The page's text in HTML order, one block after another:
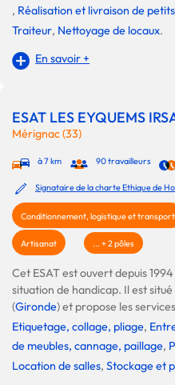
, Réalisation et livraison de
Traiteur, Nettoyage de locaux.
En savoir +
ESAT LES EYQUEMS
Mérignac (33)
à 7 km 90 travailleurs
Signataire de la charte Ethique de
Conditionnement, logistique et transport
Artisanat ... + 2 pôles
Cet ESAT est ouvert depuis
situation de handicap. Il est
(Gironde) et propose les
Etiquetage, collage, pliage,
de meubles, cannage, paillage,
Location de salles, Stockage et